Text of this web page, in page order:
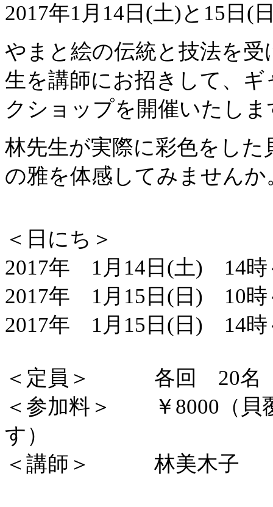
2017年1月14日(土)と15日(
やまと絵の伝統と技法を
生を講師にお招きして、
クショップを開催いたしま
林先生が実際に彩色をし
の雅を体感してみませんか
＜日にち＞
2017年 1月14日(土) 14
2017年 1月 15日(日) 10時
2017年 1月15日(日) 14時
＜定員＞ 各回 20名
＜参加料＞ ￥8000（貝
す）
＜講師＞ 林美木子